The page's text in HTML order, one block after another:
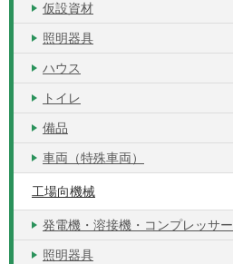
仮設資材
照明器具
ハウス
トイレ
備品
車両（特殊車両）
工場向機械
発電機・溶接機・コンプレッサー
照明器具